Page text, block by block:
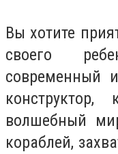
Вы хотите
своего
современный
волшебный
кораблей,